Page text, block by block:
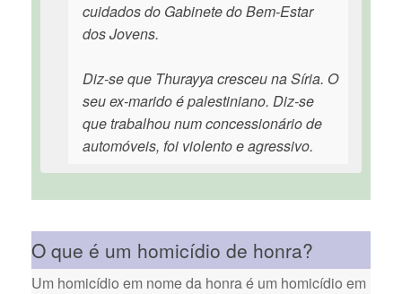
cuidados do Gabinete do Bem-Estar
dos Jovens.
Diz-se que Thurayya cresceu na Síria. O
seu ex-marido é palestiniano. Diz-se
que trabalhou num concessionário de
automóveis, foi violento e agressivo.
O que é um homicídio de honra?
Um homicídio em nome da honra é um homicídio em